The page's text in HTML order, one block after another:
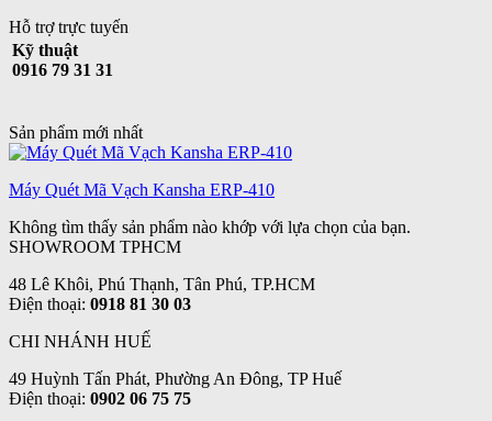
Hỗ trợ trực tuyến
Kỹ thuật
0916 79 31 31
Sản phẩm mới nhất
Máy Quét Mã Vạch Kansha ERP-410
Không tìm thấy sản phẩm nào khớp với lựa chọn của bạn.
SHOWROOM TPHCM
48 Lê Khôi, Phú Thạnh, Tân Phú, TP.HCM
Điện thoại: 0918 81 30 03
CHI NHÁNH HUẾ
49 Huỳnh Tấn Phát, Phường An Đông, TP Huế
Điện thoại: 0902 06 75 75